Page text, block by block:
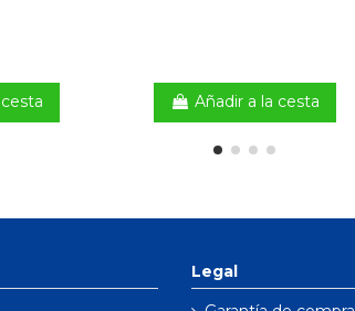
Añadir a la cesta
Legal